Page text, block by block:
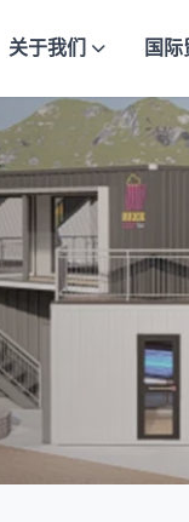
关于我们 国际